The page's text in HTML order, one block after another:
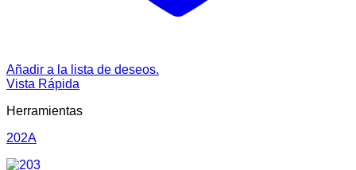
Añadir a la lista de deseos.
Vista Rápida
Herramientas
202A